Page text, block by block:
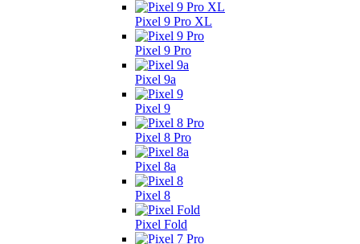
Pixel 9 Pro XL
Pixel 9 Pro
Pixel 9a
Pixel 9
Pixel 8 Pro
Pixel 8a
Pixel 8
Pixel Fold